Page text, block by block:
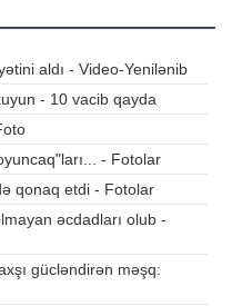
aldı - Video-Yenilənib
- 10 vacib qayda
- Fotolar
qonaq etdi - Fotolar
əcdadları olub -
gücləndirən məşq: